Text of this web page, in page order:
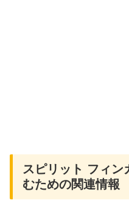
スピリット フィン
むための関連情報